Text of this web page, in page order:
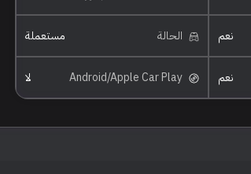
نعم الحالة مستعملة
نعم لا